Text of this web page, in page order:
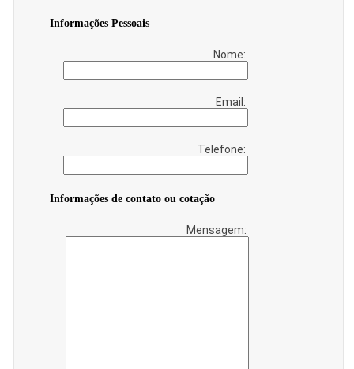
Informações Pessoais
Nome:
Email:
Telefone:
Informações de contato ou cotação
Mensagem: